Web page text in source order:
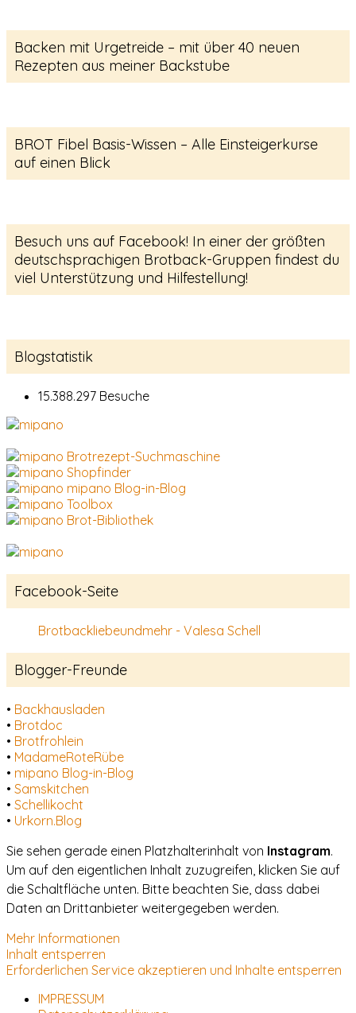
Backen mit Urgetreide – mit über 40 neuen
Rezepten aus meiner Backstube
BROT Fibel Basis-Wissen – Alle Einsteigerkurse
auf einen Blick
Besuch uns auf Facebook! In einer der größten
deutschsprachigen Brotback-Gruppen findest du
viel Unterstützung und Hilfestellung!
Blogstatistik
15.388.297 Besuche
Brotrezept-Suchmaschine
Shopfinder
mipano Blog-in-Blog
Toolbox
Brot-Bibliothek
Facebook-Seite
Brotbackliebeundmehr - Valesa Schell
Blogger-Freunde
• Backhausladen
• Brotdoc
• Brotfrohlein
• MadameRoteRübe
• mipano Blog-in-Blog
• Samskitchen
• Schellikocht
• Urkorn.Blog
Sie sehen gerade einen Platzhalterinhalt von Instagram.
Um auf den eigentlichen Inhalt zuzugreifen, klicken Sie auf
die Schaltfläche unten. Bitte beachten Sie, dass dabei
Daten an Drittanbieter weitergegeben werden.
Mehr Informationen
Inhalt entsperren
Erforderlichen Service akzeptieren und Inhalte entsperren
IMPRESSUM